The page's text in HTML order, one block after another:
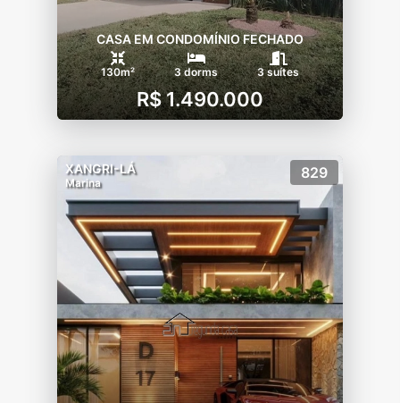
CASA EM CONDOMÍNIO FECHADO
130m² 3 dorms 3 suítes
R$ 1.490.000
XANGRI-LÁ
Marina
829